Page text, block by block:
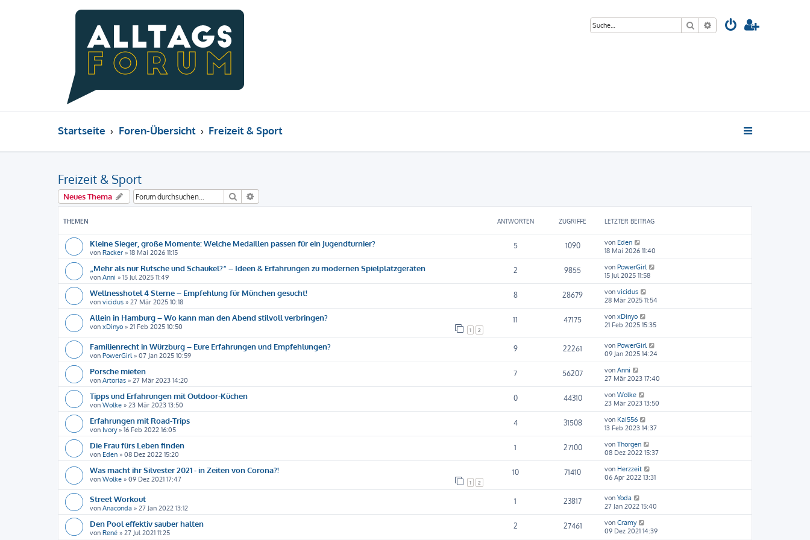
Suche Erweiterte Suche
Startseite Foren-Übersicht Freizeit & Sport
Freizeit & Sport
Neues Thema Suche
THEMEN ANTWORTEN ZUGRIFFE LETZTER BEITRAG
Kleine Sieger, große Momente: Welche Medaillen passen für ein Jugendturnier?
von Racker » 18 Mai 2026 11:15
5 1090 von Eden
18 Mai 2026 11:40
„Mehr als nur Rutsche und Schaukel?“ – Ideen & Erfahrungen zu modernen Spielplatzgeräten
von Anni » 15 Jul 2025 11:49
2 9855 von PowerGirl
15 Jul 2025 11:58
Wellnesshotel 4 Sterne – Empfehlung für München gesucht!
von vicidus » 27 Mär 2025 10:18
8 28679 von vicidus
28 Mär 2025 11:54
Allein in Hamburg – Wo kann man den Abend stilvoll verbringen?
von xDinyo » 21 Feb 2025 10:50 1 2
11 47175 von xDinyo
21 Feb 2025 15:35
Familienrecht in Würzburg – Eure Erfahrungen und Empfehlungen?
von PowerGirl» 07 Jan 2025 10:59
9 22261 von PowerGirl
09 Jan 2025 14:24
Porsche mieten
von Artorias » 27 Mär 2023 14:20
7 56207 von Anni
27 Mär 2023 17:40
Tipps und Erfahrungen mit Outdoor-Küchen
von Wolke » 23 Mär 2023 13:50
0 44310 von Wolke
23 Mär 2023 13:50
Erfahrungen mit Road-Trips
von Ivory» 16 Feb 2022 16:05
4 31508 von Kai556
13 Feb 2023 14:37
Die Frau fürs Leben finden
von Eden » 08 Dez 2022 15:20
1 27100 von Thorgen
08 Dez 2022 15:37
Was macht ihr Silvester 2021 - in Zeiten von Corona?!
von Wolke » 09 Dez 2021 17:47 1 2
10 71410 von Herzzeit
06 Apr 2022 13:31
Street Workout
von Anaconda » 27 Jan 2022 13:12
1 23817 von Yoda
27 Jan 2022 15:40
Den Pool effektiv sauber halten
von René » 27 Jul 2021 11:25
2 27461 von Cramy
09 Dez 2021 14:39